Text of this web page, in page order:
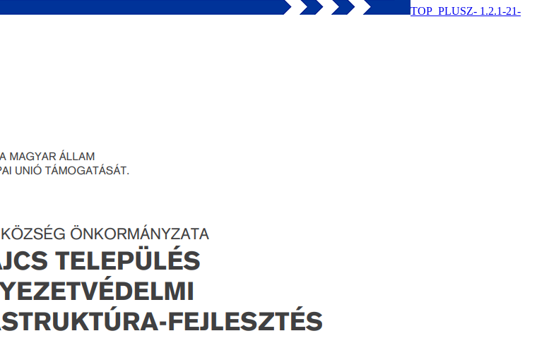
TOP_PLUSZ- 1.2.1-21-